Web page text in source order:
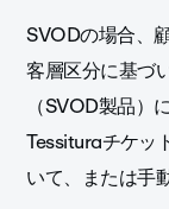
SVODの場合、
客層区分に基づ
（SVOD製品）
Tessituraチケッ
いて、または手